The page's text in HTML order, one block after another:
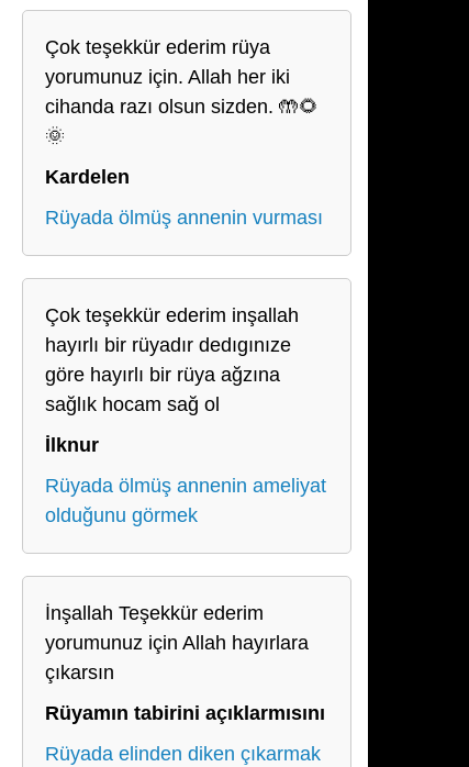
Çok teşekkür ederim rüya
yorumunuz için. Allah her iki
cihanda razı olsun sizden. 🤲🌻
🌞
Kardelen
Rüyada ölmüş annenin vurması
Çok teşekkür ederim inşallah
hayırlı bir rüyadır dedıgınıze
göre hayırlı bir rüya ağzına
sağlık hocam sağ ol
İlknur
Rüyada ölmüş annenin ameliyat
olduğunu görmek
İnşallah Teşekkür ederim
yorumunuz için Allah hayırlara
çıkarsın
Rüyamın tabirini açıklarmısını
Rüyada elinden diken çıkarmak